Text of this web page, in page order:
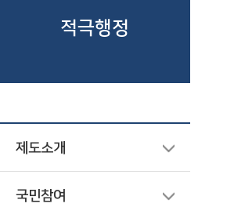
적극행정
제도소개
국민참여